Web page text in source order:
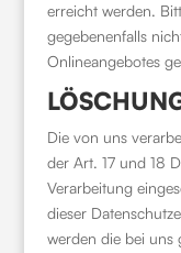
erreicht werden.
gegebenenfalls
Onlineangebotes
Die von uns
der Art. 17 und 18
Verarbeitung
dieser
werden die bei uns